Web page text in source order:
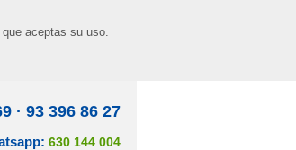
aceptas su uso.
· 93 396 86 27
630 144 004